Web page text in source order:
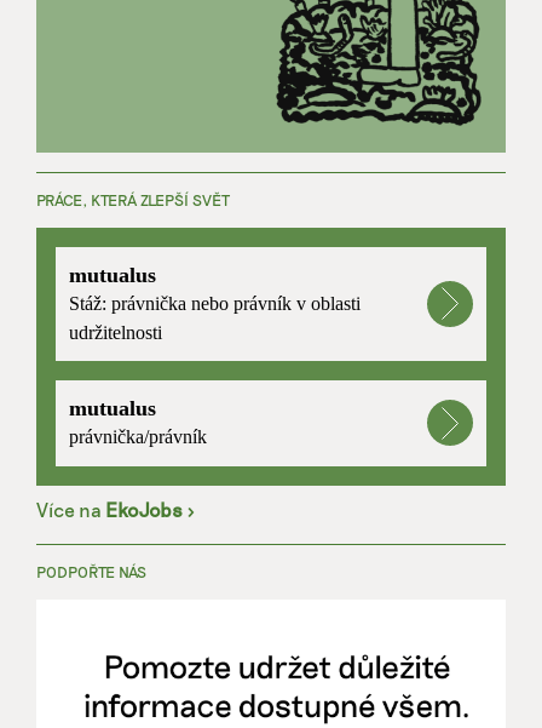
PRÁCE, KTERÁ ZLEPŠÍ SVĚT
mutualus
Stáž: právnička nebo právník v oblasti
udržitelnosti
mutualus
právnička/právník
Více na EkoJobs >
PODPOŘTE NÁS